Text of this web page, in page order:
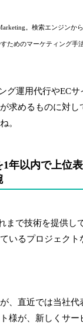
。検索エンジンか
ためのマーケティング手
グ運用代行やEC
求めるものに対
。
年以内で上位
まで技術を提供し
いるプロジェクト
、直近では当社
様が、新しくサ